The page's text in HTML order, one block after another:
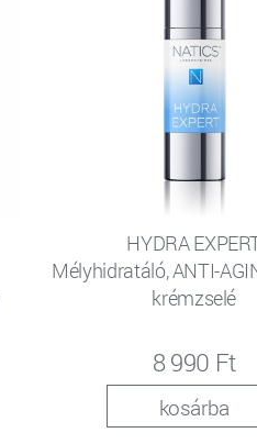
HYDRA
Mélyhidratáló, ANTI-
krémzselé
8 990 Ft
kosárba